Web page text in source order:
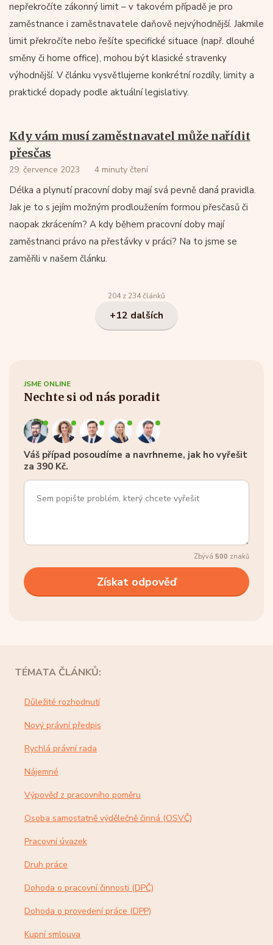
nepřekročíte zákonný limit – v takovém případě je pro
zaměstnance i zaměstnavatele daňově nejvýhodnější. Jakmile
limit překročíte nebo řešíte specifické situace (např. dlouhé
směny či home office), mohou být klasické stravenky
výhodnější. V článku vysvětlujeme konkrétní rozdíly, limity a
praktické dopady podle aktuální legislativy.
Kdy vám musí zaměstnavatel může nařídit
přesčas
29. července 2023 4 minuty čtení
Délka a plynutí pracovní doby mají svá pevně daná pravidla.
Jak je to s jejím možným prodloužením formou přesčasů či
naopak zkrácením? A kdy během pracovní doby mají
zaměstnanci právo na přestávky v práci? Na to jsme se
zaměřili v našem článku.
204 z 234 článků
+12 dalších
JSME ONLINE
Nechte si od nás poradit
Váš případ posoudíme a navrhneme, jak ho vyřešit
za 390 Kč.
Zbývá 500 znaků
TÉMATA ČLÁNKŮ:
Důležité rozhodnutí
Nový právní předpis
Rychlá právní rada
Nájemné
Výpověď z pracovního poměru
Osoba samostatně výdělečně činná (OSVČ)
Pracovní úvazek
Druh práce
Dohoda o pracovní činnosti (DPČ)
Dohoda o provedení práce (DPP)
Kupní smlouva